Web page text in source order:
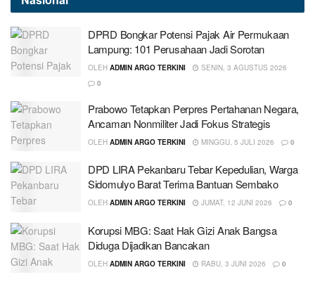
DPRD Bongkar Potensi Pajak Air Permukaan
Lampung: 101 Perusahaan Jadi Sorotan
OLEH ADMIN ARGO TERKINI
SENIN, 3 AGUSTUS 2026
0
Prabowo Tetapkan Perpres Pertahanan Negara,
Ancaman Nonmiliter Jadi Fokus Strategis
OLEH ADMIN ARGO TERKINI MINGGU, 5 JULI 2026 0
DPD LIRA Pekanbaru Tebar Kepedulian, Warga
Sidomulyo Barat Terima Bantuan Sembako
OLEH ADMIN ARGO TERKINI JUMAT, 12 JUNI 2026 0
Korupsi MBG: Saat Hak Gizi Anak Bangsa
Diduga Dijadikan Bancakan
OLEH ADMIN ARGO TERKINI RABU, 3 JUNI 2026 0